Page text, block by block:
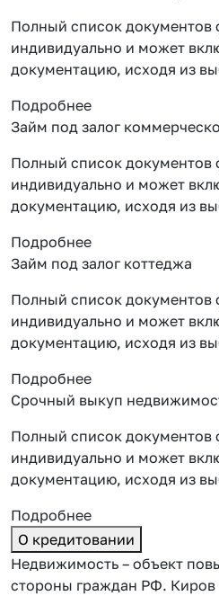
Полный список документов
индивидуально и может
документацию, исходя из
Подробнее
Займ под залог
Полный список документов
индивидуально и может
документацию, исходя из
Подробнее
Займ под залог коттеджа
Полный список документов
индивидуально и может
документацию, исходя из
Подробнее
Срочный выкуп
Полный список документов
индивидуально и может
документацию, исходя из
Подробнее
О кредитовании
Недвижимость – объект
стороны граждан РФ. Киров